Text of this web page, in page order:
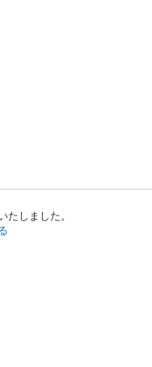
たしました。